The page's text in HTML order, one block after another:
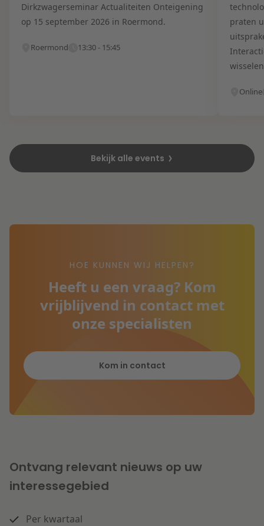
Dirkzwagerseminar Actualiteiten Onteigening
op 15 september 2026 in Roermond.
Roermond 13:30 - 15:45
praten
Online
Bekijk alle events
HOE KUNNEN WIJ HELPEN?
Heeft u een vraag? Kom
vrijblijvend in contact met
onze specialisten
Kom in contact
Ontvang relevant nieuws op uw
interessegebied
Per kwartaal